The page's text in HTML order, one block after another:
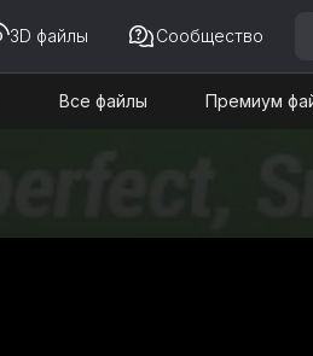
3D файлы Сообщество
Все файлы Премиум